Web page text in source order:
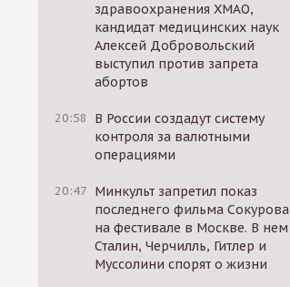
здравоохранения ХМАО,
кандидат медицинских наук
Алексей Добровольский
выступил против запрета
абортов
20:58
В России создадут систему
контроля за валютными
операциями
20:47 Минкульт запретил показ
последнего фильма Сокурова
на фестивале в Москве. В нем
Сталин, Черчилль, Гитлер и
Муссолини спорят о жизни